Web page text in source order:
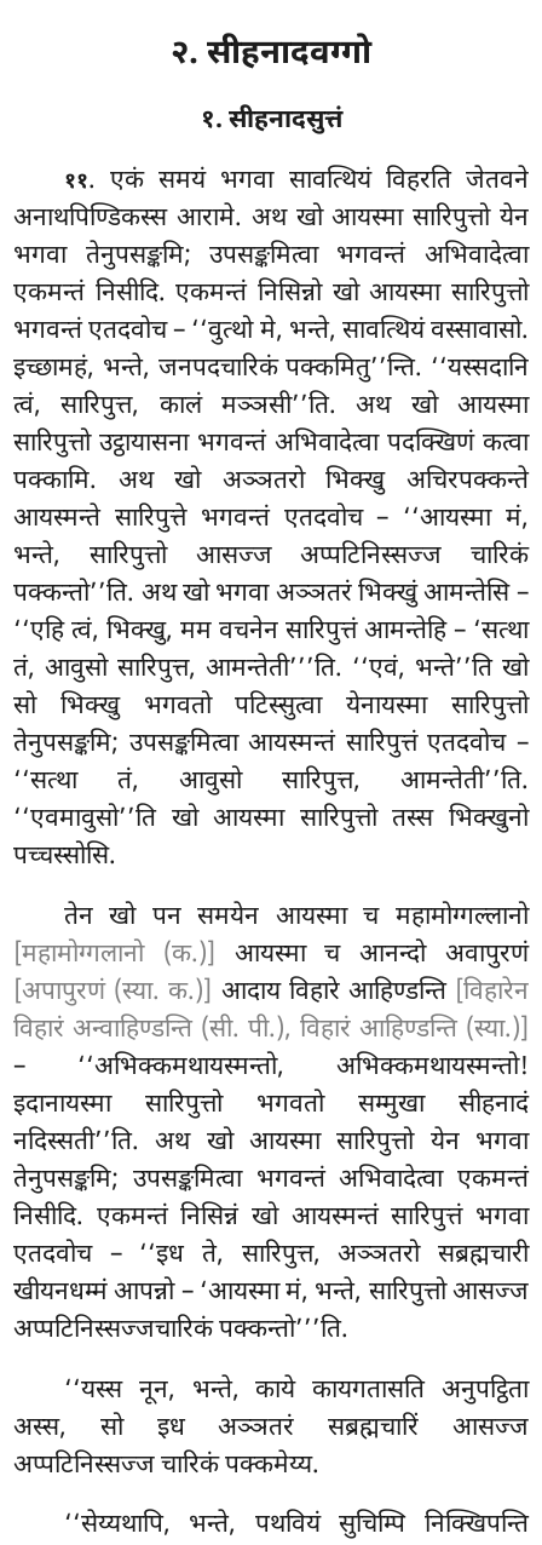
२. सीहनादवग्गो
१. सीहनादसुत्तं
११. एकंसमयं भगवा सावत्थियं विहरति जेतवने
अनाथपिण्डिकस्स आरामे. अथ खो आयस्मा सारिपुत्तो येन
भगवा तेनुपसङ्कमि; उपसङ्कमित्वा भगवन्तं अभिवादेत्वा
एकमन्तं निसीदि. एकमन्तं निसिन्नो खो आयस्मा सारिपुत्तो
भगवन्तं एतदवोच – ‘‘वुत्थोमे, भन्ते, सावत्थियं वस्सावासो.
इच्छामहं, भन्ते, जनपदचारिकं पक्कमितु’’न्ति. ‘‘यस्सदानि
त्वं, सारिपुत्त, कालं मञ्ञसी’’ति. अथ खो आयस्मा
सारिपुत्तो उट्ठायासना भगवन्तं अभिवादेत्वा पदक्खिणं कत्वा
पक्कामि. अथखो अञ्ञतरो भिक्खु अचिरपक्कन्ते
आयस्मन्ते सारिपुत्ते भगवन्तं एतदवोच – ‘‘आयस्मा मं,
भन्ते, सारिपुत्तो आसज्ज अप्पटिनिस्सज्ज चारिकं
पक्कन्तो’’ति. अथ खो भगवा अञ्ञतरं भिक्खुं आमन्तेसि –
‘‘एहित्वं, भिक्खु, मम वचनेन सारिपुत्तं आमन्तेहि – ‘सत्था
तं, आवुसो सारिपुत्त, आमन्तेती’’’ति. ‘‘एवं, भन्ते’’ति खो
सो भिक्खु भगवतो पटिस्सुत्वा येनायस्मा सारिपुत्तो
तेनुपसङ्कमि; उपसङ्कमित्वा आयस्मन्तं सारिपुत्तं एतदवोच –
‘‘सत्था तं, आवुसो सारिपुत्त, आमन्तेती’’ति.
‘‘एवमावुसो’’ति खो आयस्मा सारिपुत्तो तस्स भिक्खुनो
पच्चस्सोसि.
तेन खो पन समयेन आयस्मा च महामोग्गल्लानो
[महामोग्गलानो (क.)]
आयस्मा च आनन्दो अवापुरणं
[अपापुरणं (स्या. क.)] आदाय विहारे आहिण्डन्ति [विहारेन
विहारं अन्वाहिण्डन्ति (सी. पी.), विहारं आहिण्डन्ति (स्या.)]
– ‘‘अभिक्कमथायस्मन्तो, अभिक्कमथायस्मन्तो!
इदानायस्मा सारिपुत्तो भगवतो सम्मुखा सीहनादं
नदिस्सती’’ति. अथ खो आयस्मा सारिपुत्तो येन भगवा
तेनुपसङ्कमि; उपसङ्कमित्वा भगवन्तं अभिवादेत्वा एकमन्तं
निसीदि. एकमन्तं निसिन्नं खो आयस्मन्तं सारिपुत्तं भगवा
एतदवोच – ‘‘इध ते, सारिपुत्त, अञ्ञतरो सब्रह्मचारी
खीयनधम्मं आपन्नो – ‘आयस्मा मं, भन्ते, सारिपुत्तो आसज्ज
अप्पटिनिस्सज्जचारिकं पक्कन्तो’’’ति.
‘‘यस्स नून, भन्ते, काये कायगतासति अनुपट्ठिता
अस्स, सो इध अञ्ञतरं सब्रह्मचारिं आसज्ज
अप्पटिनिस्सज्ज चारिकं पक्कमेय्य.
‘‘सेय्यथापि, भन्ते, पथवियं सुचिम्पि निक्खिपन्ति